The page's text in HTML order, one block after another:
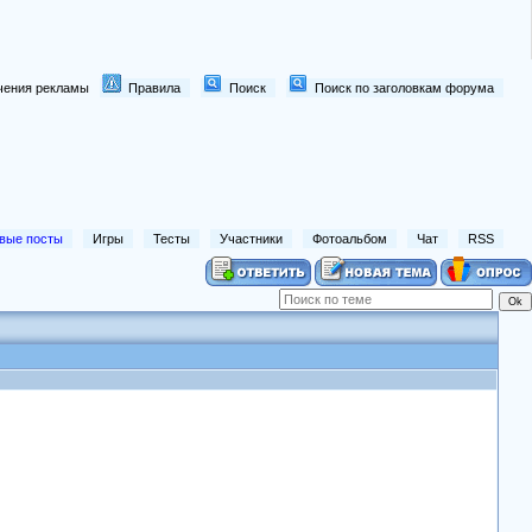
рекламы Правила Поиск Поиск по заголовкам форума
посты Игры Тесты Участники Фотоальбом Чат RSS